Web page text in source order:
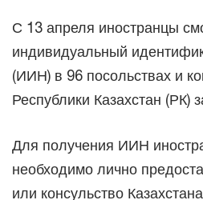
С 13 апреля иностранцы
индивидуальный
(ИИН) в 96 посольствах и
Республики Казахстан (РК)
Для получения ИИН
необходимо лично
или консульство